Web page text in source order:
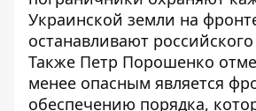
Украинской земли на
останавливают российского
Также Петр Порошенко
менее опасным является
обеспечению порядка,